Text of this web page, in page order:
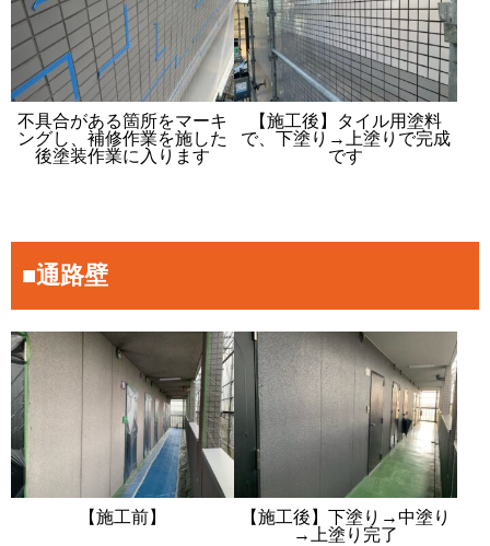
不具合がある箇所をマーキ
ングし、補修作業を施した
後塗装作業に入ります
【施工後】タイル用塗料
で、下塗り→上塗りで完成
です
■通路壁
【施工前】
【施工後】下塗り→中塗り
→上塗り完了